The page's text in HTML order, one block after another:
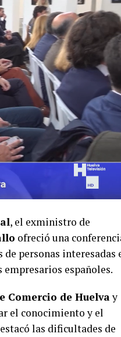
, el exministro de
ofreció una
de personas interesadas
españoles.
Comercio de Huelvay
el conocimiento y el
las dificultades de